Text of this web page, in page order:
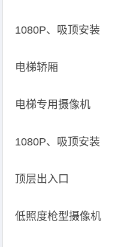
1080P、吸顶安装
电梯轿厢
电梯专用摄像机
1080P、吸顶安装
顶层出入口
低照度枪型摄像机